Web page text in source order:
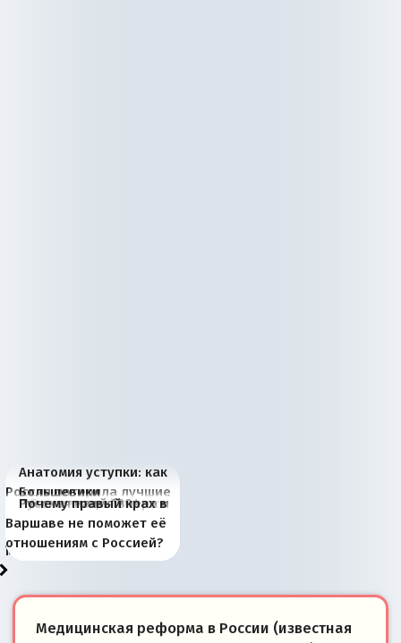
Анатомия уступки: как
Россия потеряла лучшие
рыбопромысловые
районы Баренцева
моря
Большевики
отличаются от «Яблока»
тем, что они -
победители
Киевская марионетка
Запада рассказала о
«переобувании» хозяев
В России назрели
перемены: 15 шагов к
суверенной экономике
Миграционный пожар
Европы
Россия начинает
сбрасывать балласт
Анкориджа
Россия зимой 1904
года: первые уступки во
внутренней политике
Русская нация вчера и
сегодня
Почему правый крах в
Варшаве не поможет её
отношениям с Россией?
Медицинская реформа в России (известная